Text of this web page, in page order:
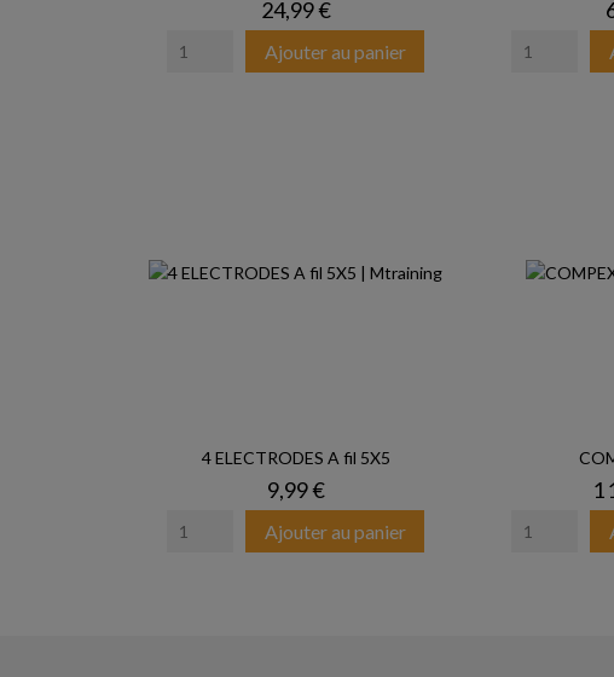
Prix
24,99 €
Ajouter au panier
4 ELECTRODES A fil 5X5
Prix
9,99 €
Ajouter au panier
1